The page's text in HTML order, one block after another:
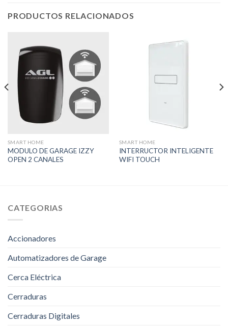
PRODUCTOS RELACIONADOS
SMART HOME
MODULO DE GARAGE IZZY
OPEN 2 CANALES
SMART HOME
INTERRUCTOR INTELIGENTE
WIFI TOUCH
CATEGORIAS
Accionadores
Automatizadores de Garage
Cerca Eléctrica
Cerraduras
Cerraduras Digitales